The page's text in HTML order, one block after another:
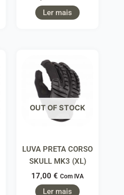
Ler mais
OUT OF STOCK
LUVA PRETA CORSO
SKULL MK3 (XL)
17,00 € Com IVA
Ler mais